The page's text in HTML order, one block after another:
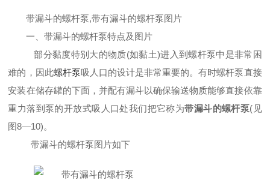
带漏斗的螺杆泵,带有漏斗的螺杆泵图片
一、带漏斗的螺杆泵特点及图片
部分黏度特别大的物质(如黏土)进入到螺杆泵中是非常困
难的，因此螺杆泵吸人口的设计是非常重要的。有时螺杆泵直接
安装在储存罐的下面，并配有漏斗以确保输送物质能够直接依靠
重力落到泵的开放式吸人口处我们把它称为带漏斗的螺杆泵(见
图8—10)。
带漏斗的螺杆泵图片如下